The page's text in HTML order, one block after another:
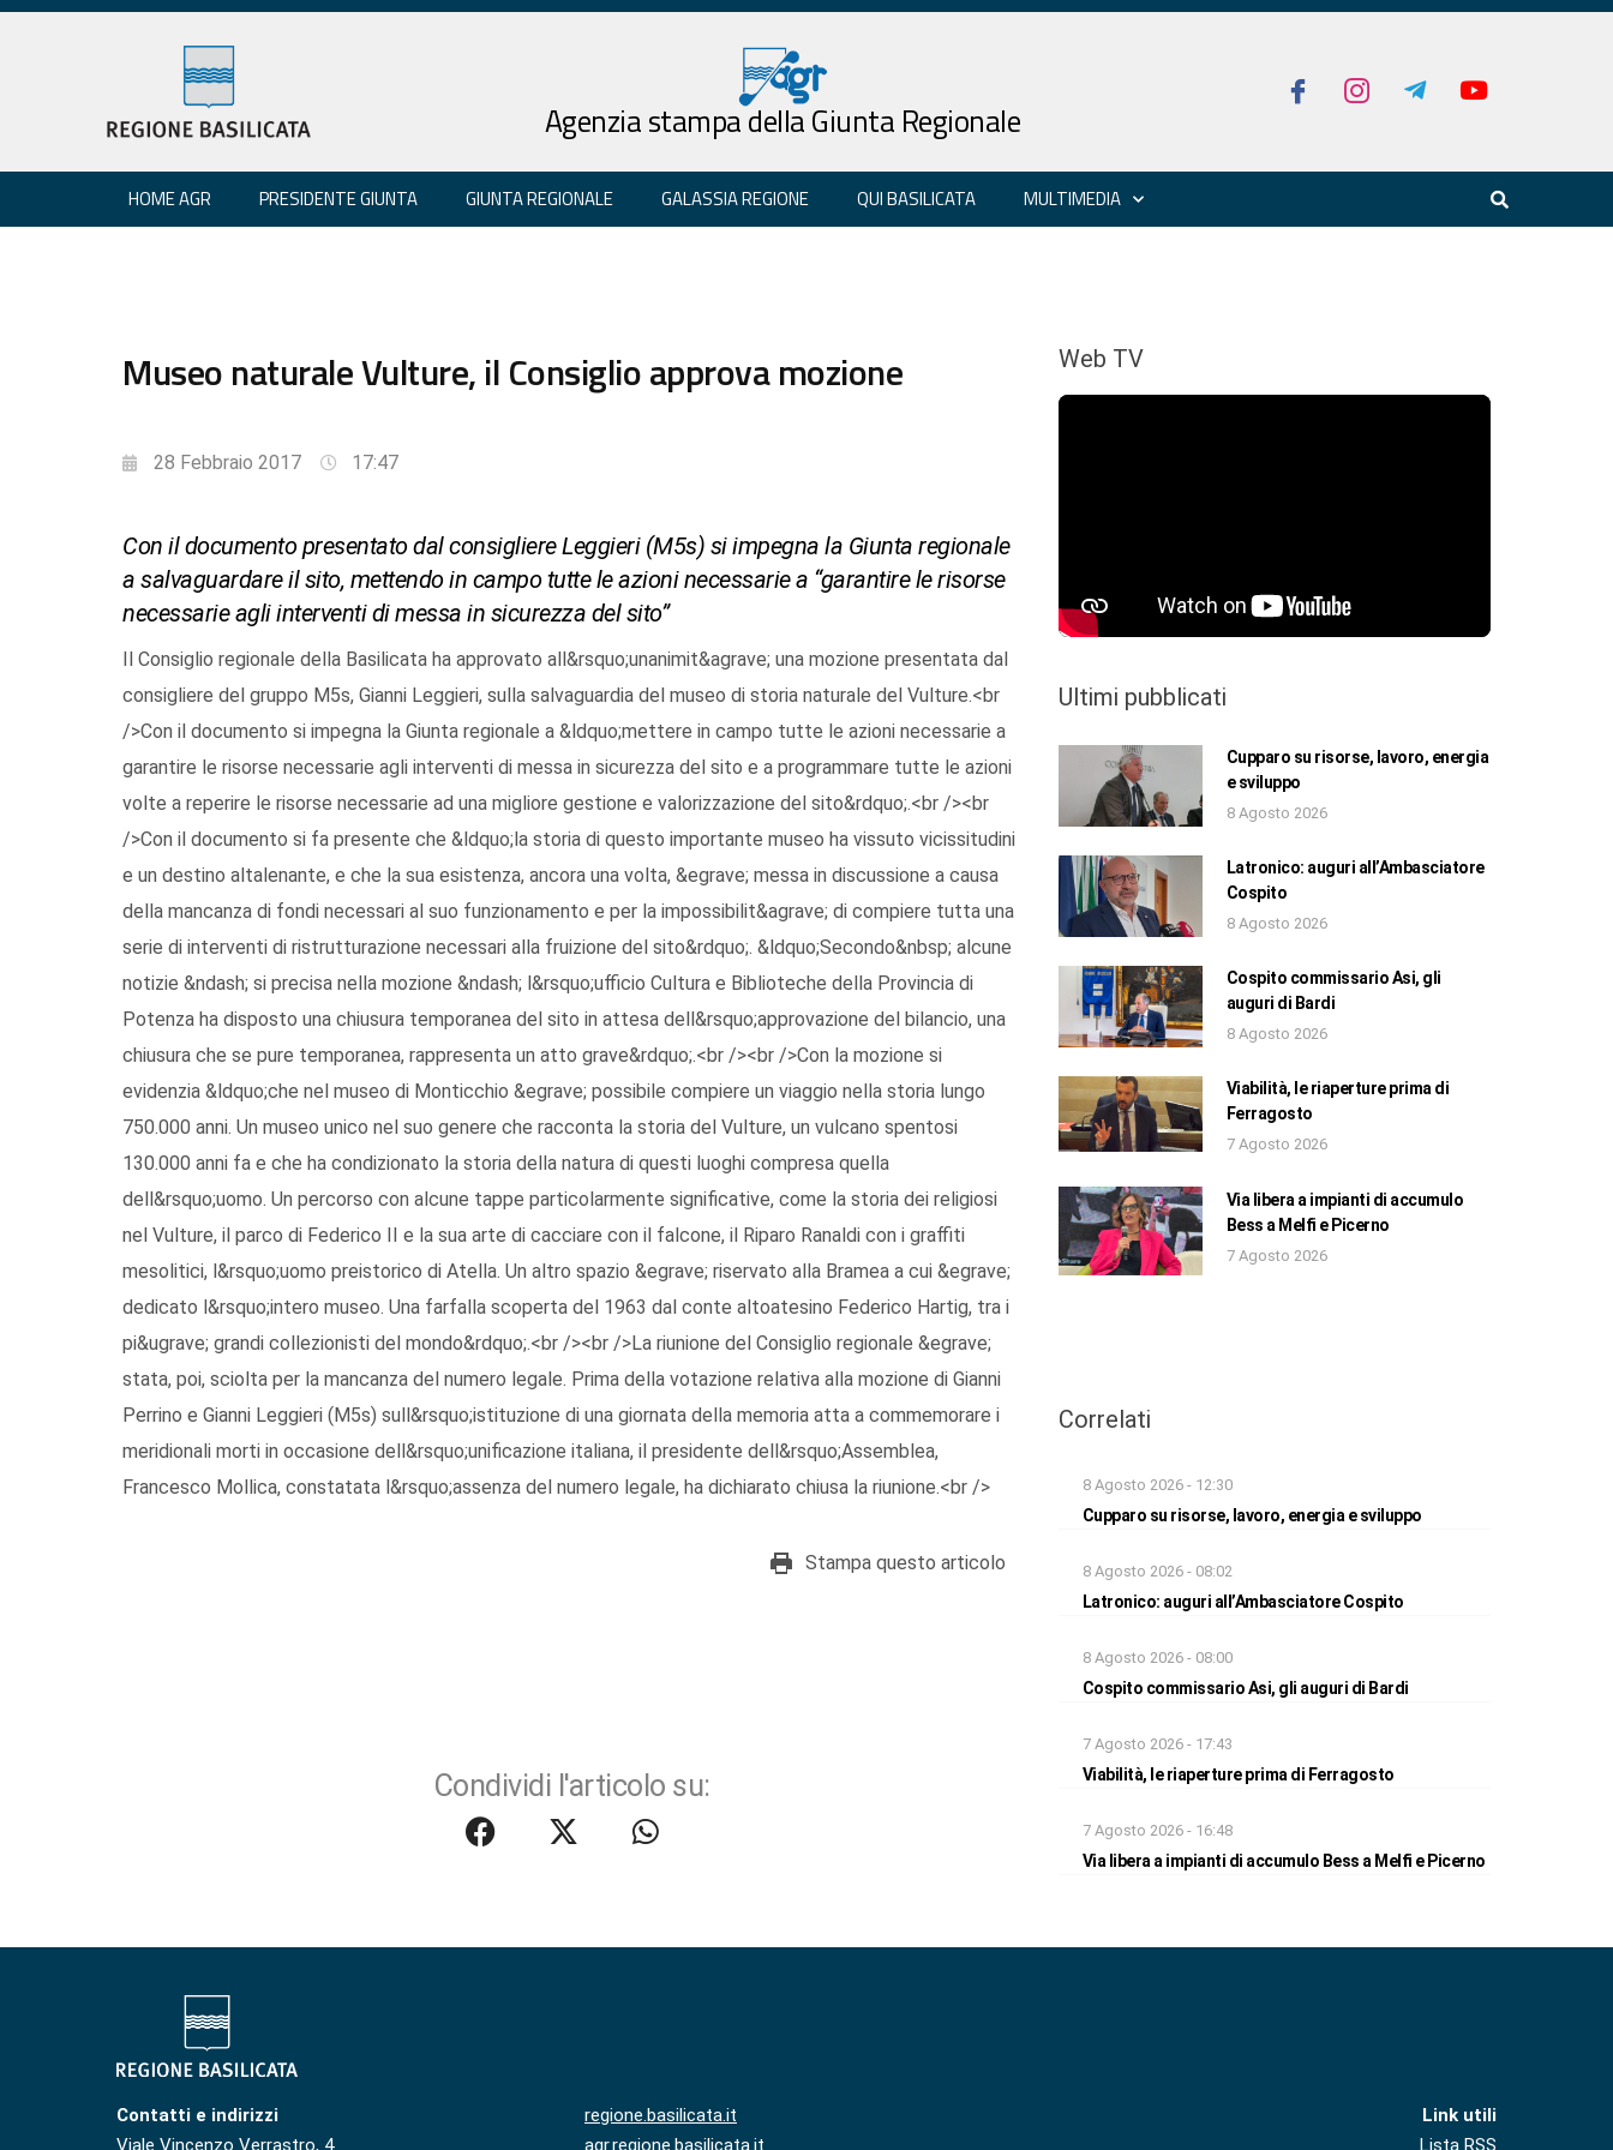
Agenzia stampa della Giunta Regionale
HOME AGR PRESIDENTE GIUNTA GIUNTA REGIONALE GALASSIA REGIONE QUI BASILICATA MULTIMEDIA
Museo naturale Vulture, il Consiglio approva mozione
28 Febbraio 2017 17:47
Con il documento presentato dal consigliere Leggieri (M5s) si impegna la Giunta regionale
a salvaguardare il sito, mettendo in campo tutte le azioni necessarie a “garantire le risorse
necessarie agli interventi di messa in sicurezza del sito”
Il Consiglio regionale della Basilicata ha approvato all&rsquo;unanimit&agrave; una mozione presentata dal
consigliere del gruppo M5s, Gianni Leggieri, sulla salvaguardia del museo di storia naturale del Vulture.<br
/>Con il documento si impegna la Giunta regionale a &ldquo;mettere in campo tutte le azioni necessarie a
garantire le risorse necessarie agli interventi di messa in sicurezza del sito e a programmare tutte le azioni
volte a reperire le risorse necessarie ad una migliore gestione e valorizzazione del sito&rdquo;.<br /><br
/>Con il documento si fa presente che &ldquo;la storia di questo importante museo ha vissuto vicissitudini
e un destino altalenante, e che la sua esistenza, ancora una volta, &egrave; messa in discussione a causa
della mancanza di fondi necessari al suo funzionamento e per la impossibilit&agrave; di compiere tutta una
serie di interventi di ristrutturazione necessari alla fruizione del sito&rdquo;. &ldquo;Secondo&nbsp; alcune
notizie &ndash; si precisa nella mozione &ndash; l&rsquo;ufficio Cultura e Biblioteche della Provincia di
Potenza ha disposto una chiusura temporanea del sito in attesa dell&rsquo;approvazione del bilancio, una
chiusura che se pure temporanea, rappresenta un atto grave&rdquo;.<br /><br />Con la mozione si
evidenzia &ldquo;che nel museo di Monticchio &egrave; possibile compiere un viaggio nella storia lungo
750.000 anni. Un museo unico nel suo genere che racconta la storia del Vulture, un vulcano spentosi
130.000 anni fa e che ha condizionato la storia della natura di questi luoghi compresa quella
dell&rsquo;uomo. Un percorso con alcune tappe particolarmente significative, come la storia dei religiosi
nel Vulture, il parco di Federico II e la sua arte di cacciare con il falcone, il Riparo Ranaldi con i graffiti
mesolitici, l&rsquo;uomo preistorico di Atella. Un altro spazio &egrave; riservato alla Bramea a cui &egrave;
dedicato l&rsquo;intero museo. Una farfalla scoperta del 1963 dal conte altoatesino Federico Hartig, tra i
pi&ugrave; grandi collezionisti del mondo&rdquo;.<br /><br />La riunione del Consiglio regionale &egrave;
stata, poi, sciolta per la mancanza del numero legale. Prima della votazione relativa alla mozione di Gianni
Perrino e Gianni Leggieri (M5s) sull&rsquo;istituzione di una giornata della memoria atta a commemorare i
meridionali morti in occasione dell&rsquo;unificazione italiana, il presidente dell&rsquo;Assemblea,
Francesco Mollica, constatata l&rsquo;assenza del numero legale, ha dichiarato chiusa la riunione.<br />
Stampa questo articolo
Condividi l'articolo su:
Web TV
Ultimi pubblicati
Cupparo su risorse, lavoro, energia
e sviluppo
8 Agosto 2026
Latronico: auguri all’Ambasciatore
Cospito
8 Agosto 2026
Cospito commissario Asi, gli
auguri di Bardi
8 Agosto 2026
Viabilità, le riaperture prima di
Ferragosto
7 Agosto 2026
Via libera a impianti di accumulo
Bess a Melfi e Picerno
7 Agosto 2026
Correlati
8 Agosto 2026 - 12:30
Cupparo su risorse, lavoro, energia e sviluppo
8 Agosto 2026 - 08:02
Latronico: auguri all’Ambasciatore Cospito
8 Agosto 2026 - 08:00
Cospito commissario Asi, gli auguri di Bardi
7 Agosto 2026 - 17:43
Viabilità, le riaperture prima di Ferragosto
7 Agosto 2026 - 16:48
Via libera a impianti di accumulo Bess a Melfi e Picerno
Contatti e indirizzi
Viale Vincenzo Verrastro, 4
regione.basilicata.it
agr.regione.basilicata.it
Link utili
Lista RSS